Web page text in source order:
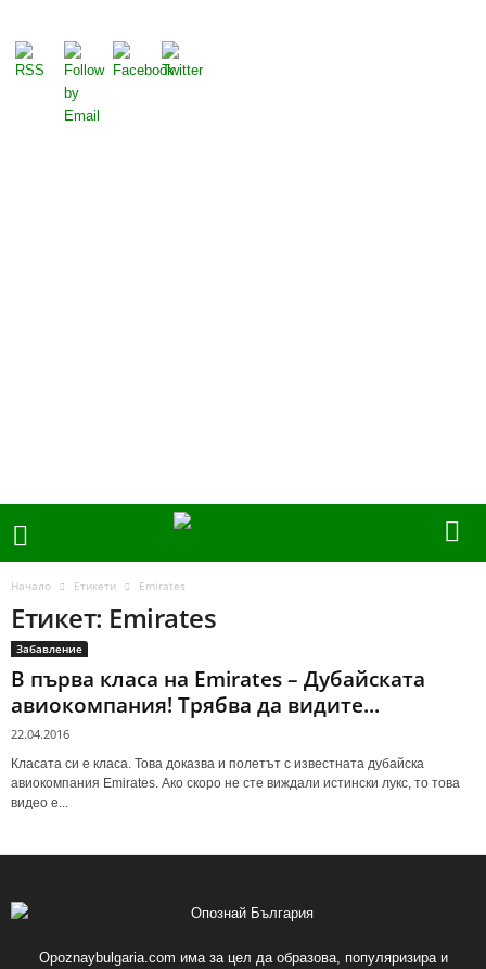
Начало Етикети Emirates
Етикет: Emirates
Забавление
В първа класа на Emirates – Дубайската
авиокомпания! Трябва да видите...
22.04.2016
Класата си е класа. Това доказва и полетът с известната дубайска
авиокомпания Emirates. Ако скоро не сте виждали истински лукс, то това
видео е...
Opoznaybulgaria.com има за цел да образова, популяризира и